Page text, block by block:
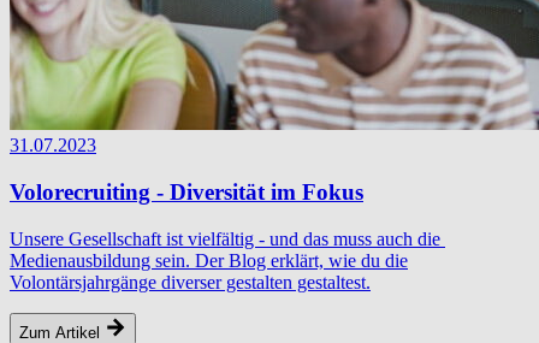
31.07.2023
Volorecruiting - Diversität im Fokus
Unsere Gesellschaft ist vielfältig - und das muss auch die
Medienausbildung sein. Der Blog erklärt, wie du die
Volontärsjahrgänge diverser gestalten gestaltest.
Zum Artikel